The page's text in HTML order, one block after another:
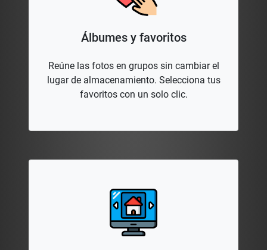
Álbumes y favoritos
Reúne las fotos en grupos sin cambiar el
lugar de almacenamiento. Selecciona tus
favoritos con un solo clic.